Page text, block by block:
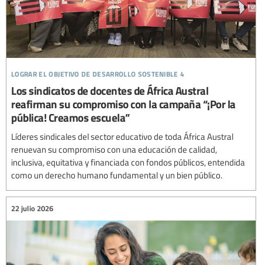
lograr el objetivo de desarrollo sostenible 4
Los sindicatos de docentes de África Austral
reafirman su compromiso con la campaña “¡Por la
pública! Creamos escuela”
Líderes sindicales del sector educativo de toda África Austral
renuevan su compromiso con una educación de calidad,
inclusiva, equitativa y financiada con fondos públicos, entendida
como un derecho humano fundamental y un bien público.
22 julio 2026